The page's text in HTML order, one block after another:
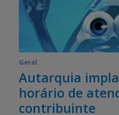
Geral
Autarquia
horário de
contribuinte